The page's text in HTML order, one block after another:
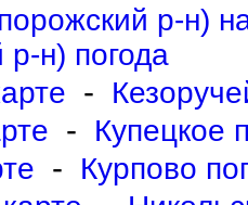
р-н)
н) погода
-
-
Купецкое
-
Курпово